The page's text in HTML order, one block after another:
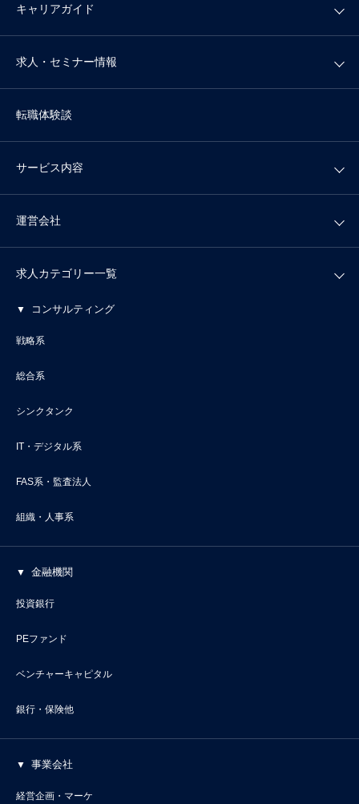
キャリアガイド
求人・セミナー情報
転職体験談
サービス内容
運営会社
求人カテゴリー一覧
コンサルティング
戦略系
総合系
シンクタンク
IT・デジタル系
FAS系・監査法人
組織・人事系
金融機関
投資銀行
PEファンド
ベンチャーキャピタル
銀行・保険他
事業会社
経営企画・マーケ